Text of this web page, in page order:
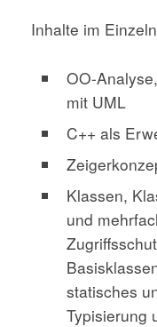
Inhalte im
OO-
mit UML
C++ als
Klassen,
und
statisches
Typisierung